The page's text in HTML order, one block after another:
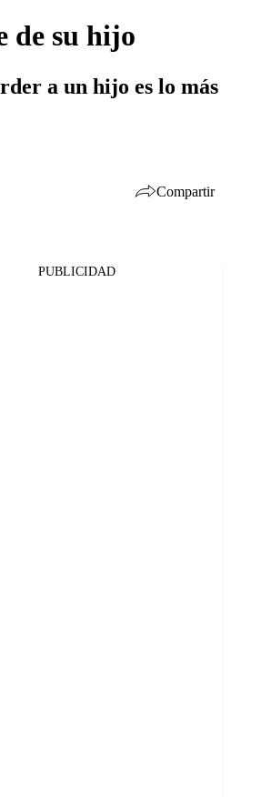
de su hijo
a un hijo es lo más
Compartir
PUBLICIDAD